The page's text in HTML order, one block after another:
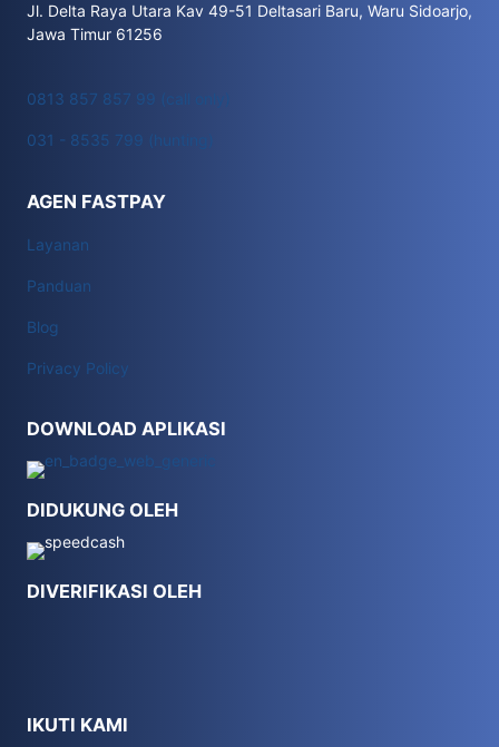
Jl. Delta Raya Utara Kav 49-51 Deltasari Baru, Waru Sidoarjo,
Jawa Timur 61256
0813 857 857 99 (call only)
031 - 8535 799 (hunting)
AGEN FASTPAY
Layanan
Panduan
Blog
Privacy Policy
DOWNLOAD APLIKASI
DIDUKUNG OLEH
DIVERIFIKASI OLEH
IKUTI KAMI